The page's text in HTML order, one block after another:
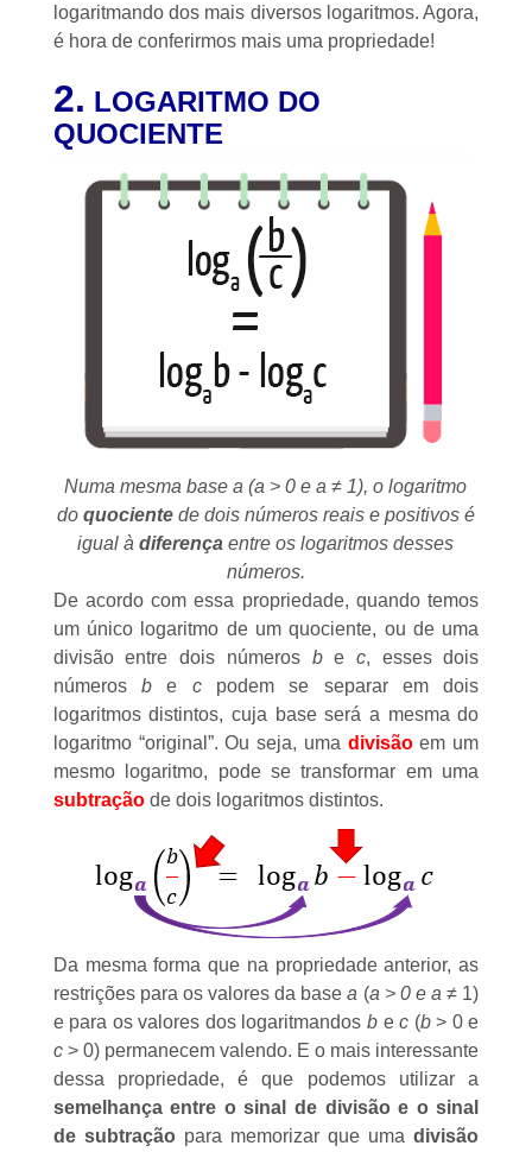
logaritmando dos mais diversos logaritmos. Agora,
é hora de conferirmos mais uma propriedade!
2. LOGARITMO DO
QUOCIENTE
Numa mesma base a (a > 0 e a ≠ 1), o logaritmo
do quocientede dois números reais e positivos é
igual àdiferença entre os logaritmos desses
números.
De acordo com essa propriedade, quando temos
um único logaritmo de um quociente, ou de uma
divisão entre dois números be c, esses dois
númerosb e cpodem se separar em dois
logaritmos distintos, cuja base será a mesma do
logaritmo “original”. Ou seja, uma divisãoem um
mesmo logaritmo, pode se transformar em uma
subtraçãode dois logaritmos distintos.
Da mesma forma que na propriedade anterior, as
restrições para os valores da basea (a > 0 e a ≠ 1)
e para os valores dos logaritmandos b ec (b> 0 e
c> 0) permanecem valendo. E o mais interessante
dessa propriedade, é que podemos utilizar a
semelhança entre o sinal de divisão e o sinal
de subtraçãopara memorizar que umadivisão